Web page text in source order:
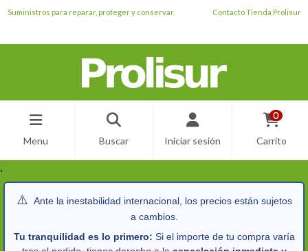
Suministros para reparar, proteger y conservar. Contacto Tienda Prolisur
Menu Buscar Iniciar sesión
0
Carrito
.
⚠️ Ante la inestabilidad internacional, los precios están sujetos
a cambios.
Tu tranquilidad es lo primero: Si el importe de tu compra varía